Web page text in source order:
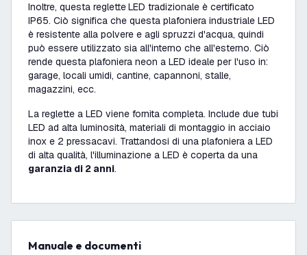
Inoltre, questa regletteLED tradizionale è certificato
IP65. Ciò significa che questa plafoniera industriale LED
è resistente alla polvere e agli spruzzi d'acqua, quindi
può essere utilizzato sia all'interno che all'esterno. Ciò
rende questa plafoniera neon a LED ideale per l'uso in:
garage, locali umidi, cantine, capannoni, stalle,
magazzini, ecc.
La reglette a LED viene fornita completa. Include due tubi
LED ad alta luminosità, materiali di montaggio in acciaio
inox e 2 pressacavi. Trattandosi di una plafoniera a LED
di alta qualità, l'illuminazione a LED è coperta da una
garanzia di 2 anni.
Manuale e documenti